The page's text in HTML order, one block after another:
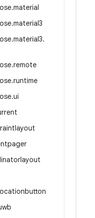
.material
.material3
.material3.
.remote
.runtime
.ui